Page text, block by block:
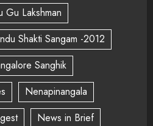
Gu Lakshman
Shakti Sangam -2012
Sanghik
Nenapinangala
News in Brief